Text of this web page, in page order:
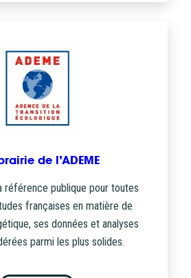
de l’ADEME
référence publique pour toutes
françaises en matière de
ses données et analyses
parmi les plus solides.